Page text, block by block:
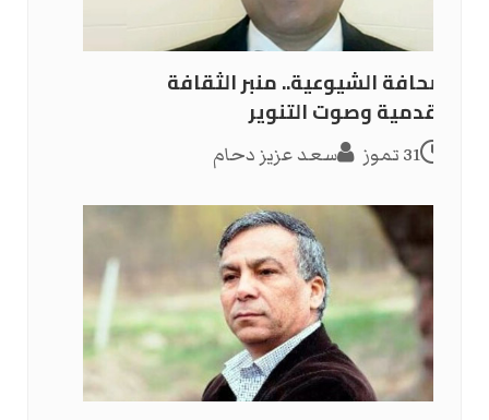
الصحافة الشيوعية.. منبر الثقافة
التقدمية وصوت التنوير
31 تموز سعد عزيز دحام